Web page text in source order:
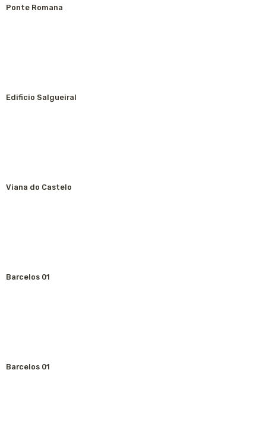
Ponte Romana
Edificio Salgueiral
Viana do Castelo
Barcelos 01
Barcelos 01